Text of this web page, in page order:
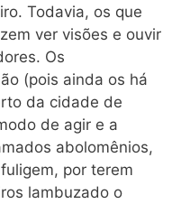
Todavia, os que
ver visões e ouvir
Os
(pois ainda os há
da cidade de
de agir e a
abolomênios,
por terem
lambuzado o